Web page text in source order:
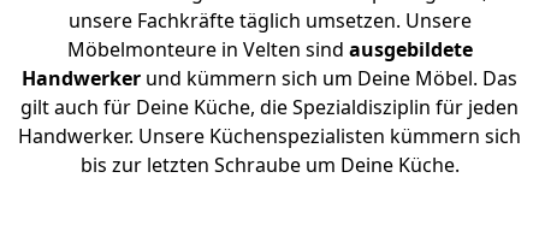
unsere Fachkräfte täglich umsetzen. Unsere
Möbelmonteure in Velten sind ausgebildete
Handwerker und kümmern sich um Deine Möbel. Das
gilt auch für Deine Küche, die Spezialdisziplin für jeden
Handwerker. Unsere Küchenspezialisten kümmern sich
bis zur letzten Schraube um Deine Küche.